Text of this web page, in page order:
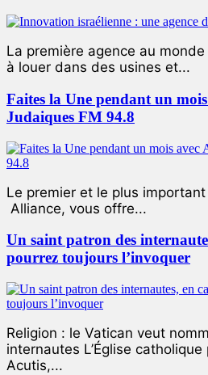
La première agence au
à louer dans des usines et...
Faites la Une pendant un
Judaiques FM 94.8
Le premier et le plus
Alliance, vous offre...
Un saint patron des
pourrez toujours l’invoquer
Religion : le Vatican veut
internautes L’Église
Acutis,...